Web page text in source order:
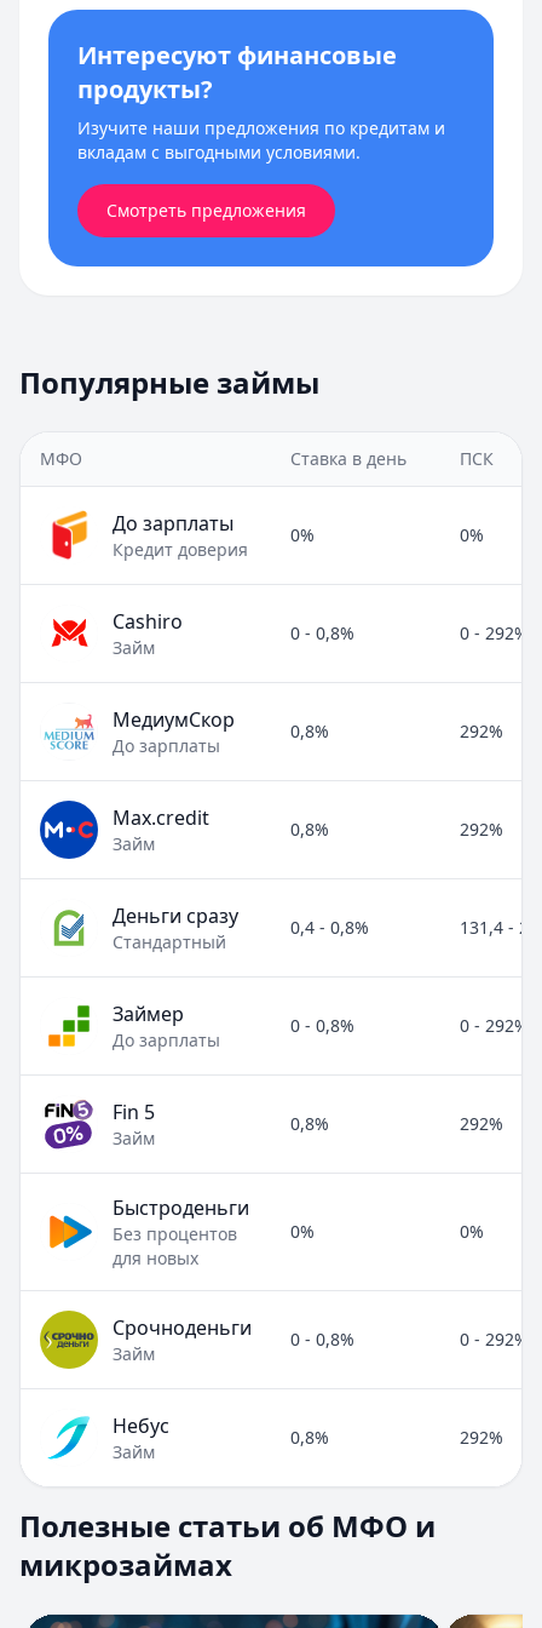
Интересуют финансовые
продукты?
Изучите наши предложения по кредитам и
вкладам с выгодными условиями.
Смотреть предложения
Популярные займы
МФО Ставка в день ПСК
До зарплаты
Кредит доверия
0% 0%
Cashiro
Займ
0 - 0,8% 0 - 292%
МедиумСкор
До зарплаты
0,8% 292%
Max.credit
Займ
0,8% 292%
Деньги сразу
Стандартный
0,4 - 0,8% 131,4 -
Займер
До зарплаты
0 - 0,8% 0 - 292%
Fin 5
Займ
0,8% 292%
Быстроденьги
Без процентов
для новых
0% 0%
Срочноденьги
Займ
0 - 0,8% 0 - 292%
Небус
Займ
0,8% 292%
Раздел:МФО и микрозаймы. Всего статей: 8.
Займ под расписку
Нужны деньги срочно? Рассмотрите займ под
Опубликовано:17 ноября 2025 г.
Полезные статьи об МФО и
микрозаймах